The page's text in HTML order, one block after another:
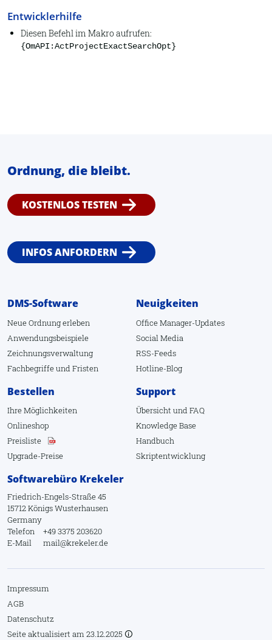
Senden an EMail-Empfänger
In ZIP-Archiv speichern
Übersetzung zeigen
Leere Suche
Suchen
Datensatz fixieren
Volltext
Zuletzt hinzugefügt
Zwischenablage
Markierte
Freigeben
1.3. Erstellen
Drag & Drop
Browser
Klon
Faximport
Dokumentvorlagen
Sceye
Importieren
Version
Hilfe
Entwicklerhilfe
Diesen Befehl im Makro aufrufen:
{OmAPI:ActProjectExactSearchOpt}
Ordnung, die bleibt.
KOSTENLOS TESTEN
INFOS ANFORDERN
DMS-Software
Neue Ordnung erleben
Anwendungsbeispiele
Zeichnungsverwaltung
Fachbegriffeund Fristen
Neuigkeiten
Office Manager-Updates
Social Media
RSS-Feeds
Hotline-Blog
Bestellen
Ihre Möglichkeiten
Onlineshop
Preisliste
Upgrade-Preise
Support
Übersicht und FAQ
Knowledge Base
Handbuch
Skriptentwicklung
Softwarebüro Krekeler
Friedrich-Engels-Straße 45
15712 Königs Wusterhausen
Germany
Telefon
+49 3375 203620
E-Mail
mail@krekeler.de
Impressum
AGB
Datenschutz
Seite aktualisiert am 23.12.2025 🛈